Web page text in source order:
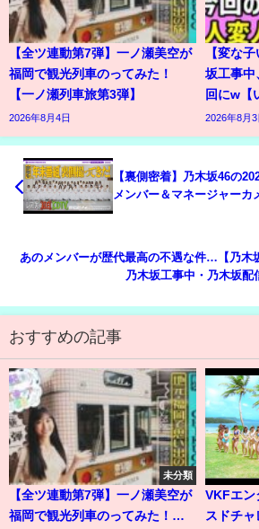
【全ツ連動第7弾】一ノ瀬美空が
福岡で観光列車のってみた！
【一ノ瀬列車旅第3弾】
2026年8月4日
【変な
坂工事中
回にw【
2026年8月3
【裏側密着】乃木坂46の
メンバー＆マネージャーカ
あのメンバーが歴代最高の不遇な件…【乃木
乃木坂工事中・乃木坂配
おすすめの記事
未分類
【全ツ連動第7弾】一ノ瀬美空が
福岡で観光列車のってみた！
VKFエン
スドチャ